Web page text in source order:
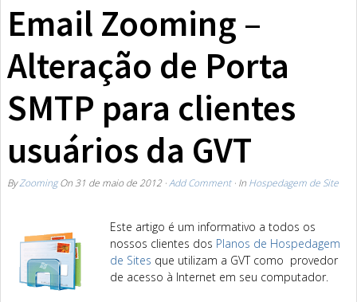
Email Zooming –
Alteração de Porta
SMTP para clientes
usuários da GVT
ByZoomingOn 31 de maio de 2012· Add Comment· In Hospedagem de Site
Este artigo é um informativo a todos os
nossos clientes dos Planos de Hospedagem
de Sites que utilizam a GVT como provedor
de acesso à Internet em seu computador.